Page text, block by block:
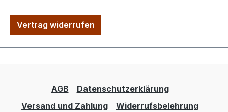
Vertrag widerrufen
AGB
Datenschutzerklärung
Versand und Zahlung
Widerrufsbelehrung